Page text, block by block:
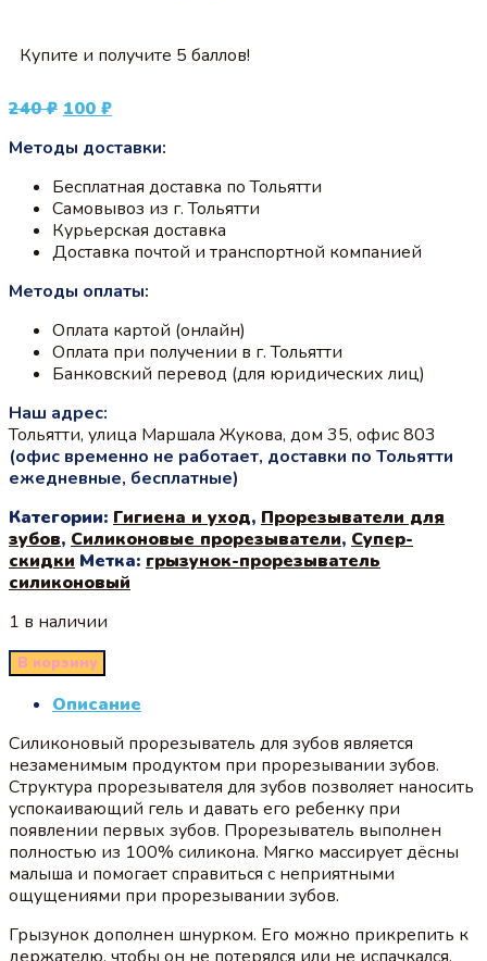
Купите и получите 5 баллов!
240₽ Первоначальная
составляла
100 ₽Текущая
100 ₽.
Методы доставки:
Бесплатная доставка по Тольятти
Самовывоз из г. Тольятти
Курьерская доставка
Доставка почтой и транспортной компанией
Методы оплаты:
Оплата картой (онлайн)
Оплата при получении в г. Тольятти
Банковский перевод (для юридических лиц)
Наш адрес:
Тольятти, улица Маршала Жукова, дом 35, офис 803
(офис временно не работает, доставки по Тольятти
ежедневные, бесплатные)
Категории: Гигиена и уход, Прорезыватели для
зубов, Силиконовые прорезыватели, Супер-
скидки Метка: грызунок-прорезыватель
силиконовый
1 в наличии
В корзину
Описание
Силиконовый прорезыватель для зубов является
незаменимым продуктом при прорезывании зубов.
Структура прорезывателя для зубов позволяет наносить
успокаивающий гель и давать его ребенку при
появлении первых зубов. Прорезыватель выполнен
полностью из 100% силикона. Мягко массирует дёсны
малыша и помогает справиться с неприятными
ощущениями при прорезывании зубов.
Грызунок дополнен шнурком. Его можно прикрепить к